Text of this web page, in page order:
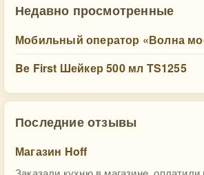
Недавно просмотренные
Мобильный оператор «Волна
Be First Шейкер 500 мл TS1255
Последние отзывы
Магазин Hoff